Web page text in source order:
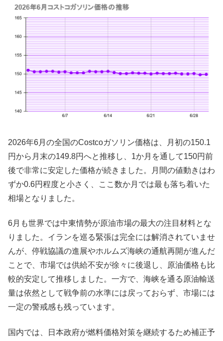
2026年6月の全国のCostcoガソリン価格は、月初の150.1
円から月末の149.8円へと推移し、1か月を通して150円前
後で非常に安定した価格が続きました。月間の値動きはわ
ずか0.6円程度と小さく、ここ数か月では最も落ち着いた
相場となりました。
6月も世界では中東情勢が原油市場の最大の注目材料とな
りました。イランを巡る緊張は完全には解消されていませ
んが、停戦協議の進展やホルムズ海峡の通航再開が進んだ
ことで、市場では供給不安が徐々に後退し、原油価格も比
較的安定して推移しました。一方で、海峡を通る原油輸送
量は依然として戦争前の水準には戻っておらず、市場には
一定の警戒感も残っています。
国内では、日本政府が燃料価格対策を継続するため補正予